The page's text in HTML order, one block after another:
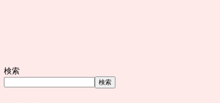
検索
検索